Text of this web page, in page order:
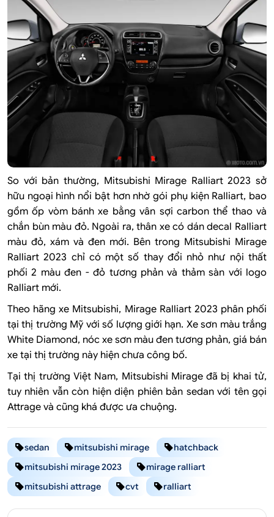
So với bản thường, Mitsubishi Mirage Ralliart 2023 sở
hữu ngoại hình nổi bật hơn nhờ gói phụ kiện Ralliart, bao
gồm ốp vòm bánh xe bằng vân sợi carbon thể thao và
chắn bùn màu đỏ. Ngoài ra, thân xe có dán decal Ralliart
màu đỏ, xám và đen mới. Bên trong Mitsubishi Mirage
Ralliart 2023 chỉ có một số thay đổi nhỏ như nội thất
phối 2 màu đen - đỏ tương phản và thảm sàn với logo
Ralliart mới.
Theo hãng xe Mitsubishi, Mirage Ralliart 2023 phân phối
tại thị trường Mỹ với số lượng giới hạn. Xe sơn màu trắng
White Diamond, nóc xe sơn màu đen tương phản, giá bán
xe tại thị trường này hiện chưa công bố.
Tại thị trường Việt Nam, Mitsubishi Mirage đã bị khai tử,
tuy nhiên vẫn còn hiện diện phiên bản sedan với tên gọi
Attrage và cũng khá được ưa chuộng.
sedan mitsubishi mirage
hatchback
mitsubishi mirage 2023
mirage ralliart
mitsubishi attrage
cvt ralliart